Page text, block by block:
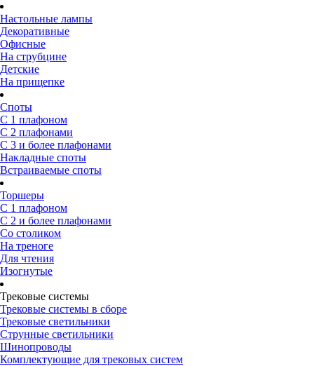
Настольные лампы
Декоративные
Офисные
На струбцине
Детские
На прищепке
Споты
С 1 плафоном
С 2 плафонами
С 3 и более плафонами
Накладные споты
Встраиваемые споты
Торшеры
С 1 плафоном
С 2 и более плафонами
Со столиком
На треноге
Для чтения
Изогнутые
Трековые системы
Трековые системы в сборе
Трековые светильники
Струнные светильники
Шинопроводы
Комплектующие для трековых систем